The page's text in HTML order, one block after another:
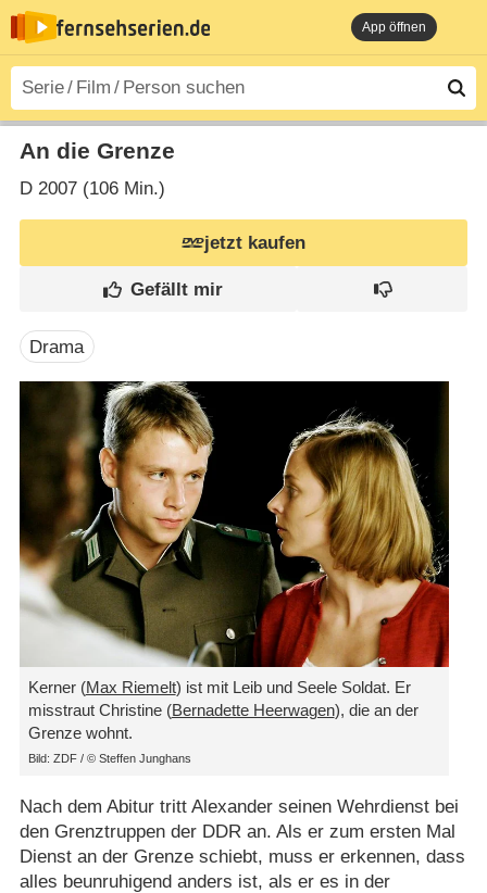
App öffnen
An die Grenze
D2007 (106 Min.)
jetzt kaufen
Drama
Kerner (Max Riemelt) ist mit Leib und Seele Soldat. Er
misstraut Christine (Bernadette Heerwagen), die an der
Grenze wohnt.
Bild: ZDF /​ © Steffen Junghans
Nach dem Abitur tritt Alexander seinen Wehrdienst bei
den Grenztruppen der DDR an. Als er zum ersten Mal
Dienst an der Grenze schiebt, muss er erkennen, dass
alles beunruhigend anders ist, als er es in der